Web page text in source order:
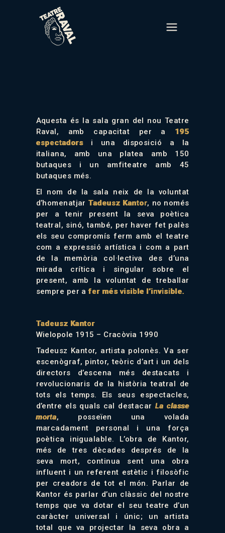
Aquesta és la sala gran del nou Teatre
Raval, amb capacitat per a 195
espectadorsi una disposició a la
italiana, amb una platea amb 150
butaques i un amfiteatre amb 45
butaques més.
El nom de la sala neix de la voluntat
d’homenatjar Tadeusz Kantor, no només
per a tenir present la seva poètica
teatral, sinó, també, per haver fet palès
els seu compromís ferm amb el teatre
com a expressió artística i com a part
de la memòria col·lectiva des d’una
mirada crítica i singular sobre el
present, amb la voluntat de treballar
sempre per afer més visible l’invisible.
Tadeusz Kantor
Wielopole 1915 – Cracòvia 1990
Tadeusz Kantor, artista polonès. Va ser
escenògraf, pintor, teòric d’art i un dels
directors d’escena més destacats i
revolucionaris de la història teatral de
tots els temps. Els seus espectacles,
d’entre els quals cal destacar La classe
morta, posseïen una volada
marcadament personal i una força
poètica inigualable. L’obra de Kantor,
més de tres dècades després de la
seva mort, continua sent una obra
influent i un referent estètic i filosòfic
per creadors de tot el món. Parlar de
Kantor és parlar d’un clàssic del nostre
temps que va dotar el seu teatre d’un
caràcter universal i únic; un artista
total que va projectar la seva obra a